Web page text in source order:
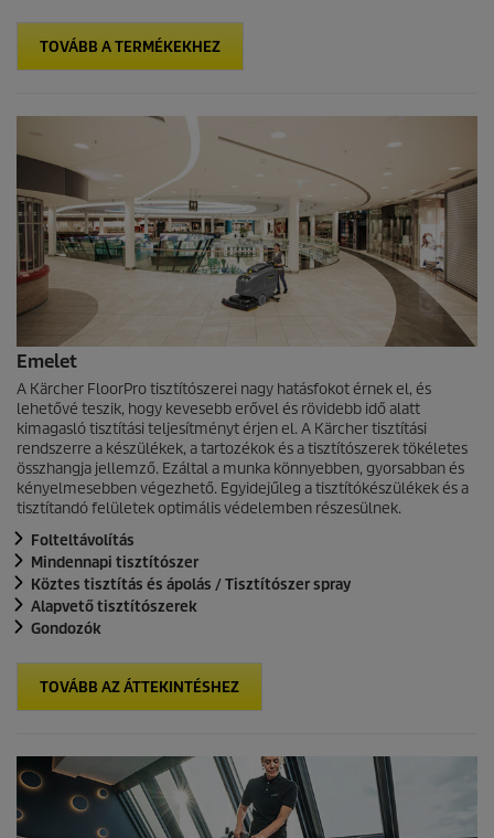
TOVÁBB A TERMÉKEKHEZ
Emelet
A Kärcher FloorPro tisztítószerei nagy hatásfokot érnek el, és
lehetővé teszik, hogy kevesebb erővel és rövidebb idő alatt
kimagasló tisztítási teljesítményt érjen el. A Kärcher tisztítási
rendszerre a készülékek, a tartozékok és a tisztítószerek tökéletes
összhangja jellemző. Ezáltal a munka könnyebben, gyorsabban és
kényelmesebben végezhető. Egyidejűleg a tisztítókészülékek és a
tisztítandó felületek optimális védelemben részesülnek.
Folteltávolítás
Mindennapi tisztítószer
Köztes tisztítás és ápolás / Tisztítószer spray
Alapvető tisztítószerek
Gondozók
TOVÁBB AZ ÁTTEKINTÉSHEZ